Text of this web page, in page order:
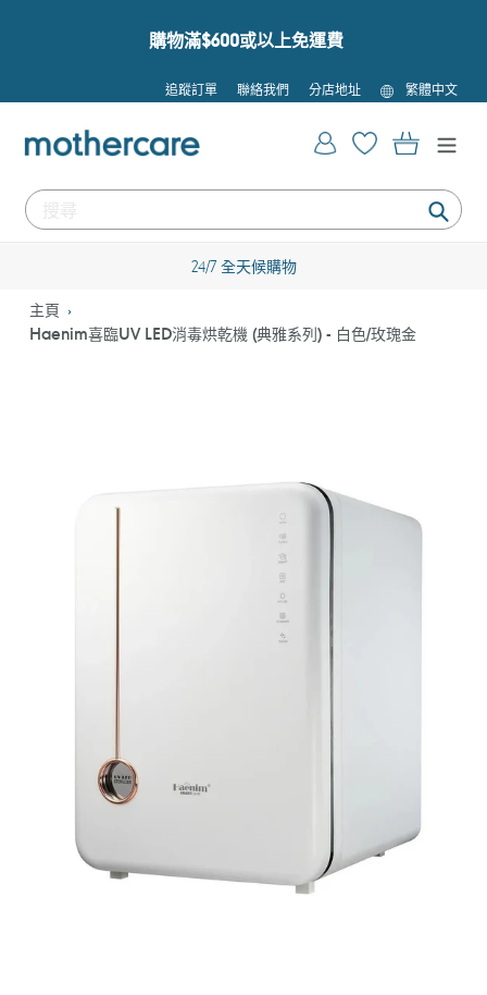
購物滿$600或以上免運費
追蹤訂單 聯絡我們 分店地址
語
言
繁體中文
提
登入 購物車
24/7 全天候購物
主頁
Haenim喜臨UV LED消毒烘乾機 (典雅系列) - 白色/玫瑰金